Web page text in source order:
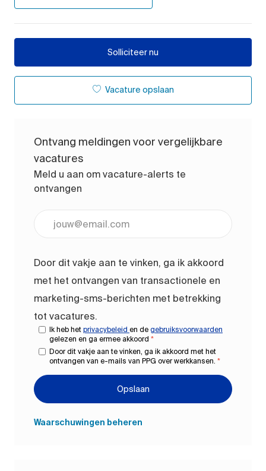
Solliciteer nu
Vacature opslaan
Ontvang meldingen voor vergelijkbare
vacatures
Meld u aan om vacature-alerts te
ontvangen
Door dit vakje aan te vinken, ga ik akkoord
met het ontvangen van transactionele en
marketing-sms-berichten met betrekking
tot vacatures.
Ik heb het privacybeleid en de gebruiksvoorwaarden
gelezen en ga ermee akkoord *
Door dit vakje aan te vinken, ga ik akkoord met het
ontvangen van e-mails van PPG over werkkansen. *
Opslaan
Waarschuwingen beheren